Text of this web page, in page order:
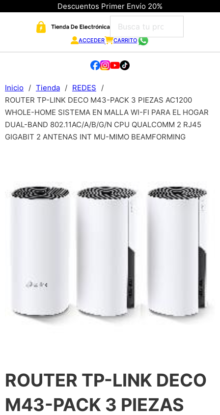
Descuentos Primer Envío 20%
ACCEDER CARRITO
Inicio / Tienda / REDES
/
ROUTER TP-LINK DECO M43-PACK 3 PIEZAS AC1200
WHOLE-HOME SISTEMA EN MALLA WI-FI PARA EL HOGAR
DUAL-BAND 802.11AC/A/B/G/N CPU QUALCOMM 2 RJ45
GIGABIT 2 ANTENAS INT MU-MIMO BEAMFORMING
ROUTER TP-LINK DECO
M43-PACK 3 PIEZAS